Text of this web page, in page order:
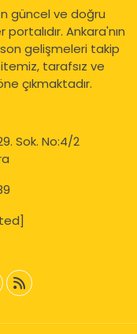
güncel ve doğru
Ankara'nın
gelişmeleri takip
tarafsız ve
çıkmaktadır.
Sok. No:4/2